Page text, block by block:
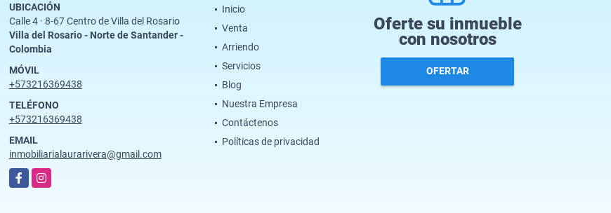
UBICACIÓN
Calle 4 · 8-67 Centro de Villa del Rosario
Villa del Rosario - Norte de Santander -
Colombia
MÓVIL
+573216369438
TELÉFONO
+573216369438
EMAIL
inmobiliarialaurarivera@gmail.com
FacebookInstagram
Inicio
Venta
Arriendo
Servicios
Blog
Nuestra Empresa
Contáctenos
Políticas de privacidad
Oferte su inmueble
con nosotros
OFERTAR